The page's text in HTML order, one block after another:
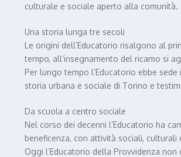
culturale e sociale aperto alla comunità.
Una storia lunga tre secoli
Le origini dell’Educatorio risalgono al
tempo, all’insegnamento del ricamo si
Per lungo tempo l’Educatorio ebbe
storia urbana e sociale di Torino e
Da scuola a centro sociale
Nel corso dei decenni l’Educatorio ha
beneficenza, con attività sociali,
Oggi l’Educatorio della Provvidenza